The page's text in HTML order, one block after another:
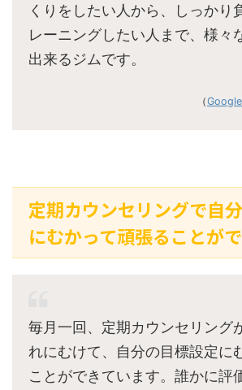
くりをしたい人から、しっかり
レーニングしたい人まで、様々
出来るジムです。
（
定期カウンセリングで自
にむかって頑張ることが
毎月一回、定期カウンセリング
れにむけて、自分の目標設定に
ことができています。誰かに評